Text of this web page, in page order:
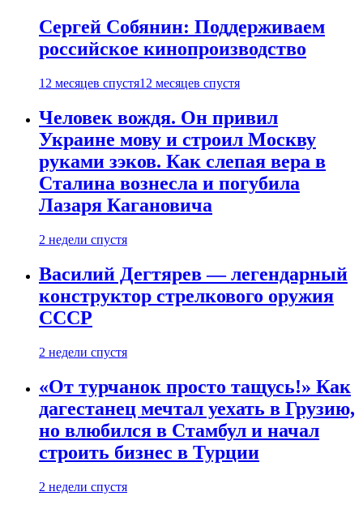
Сергей Собянин: Поддерживаем
российское кинопроизводство
12 месяцев спустя12 месяцев спустя
Человек вождя. Он привил
Украине мову и строил Москву
руками зэков. Как слепая вера в
Сталина вознесла и погубила
Лазаря Кагановича
2 недели спустя
Василий Дегтярев — легендарный
конструктор стрелкового оружия
СССР
2 недели спустя
«От турчанок просто тащусь!» Как
дагестанец мечтал уехать в Грузию,
но влюбился в Стамбул и начал
строить бизнес в Турции
2 недели спустя